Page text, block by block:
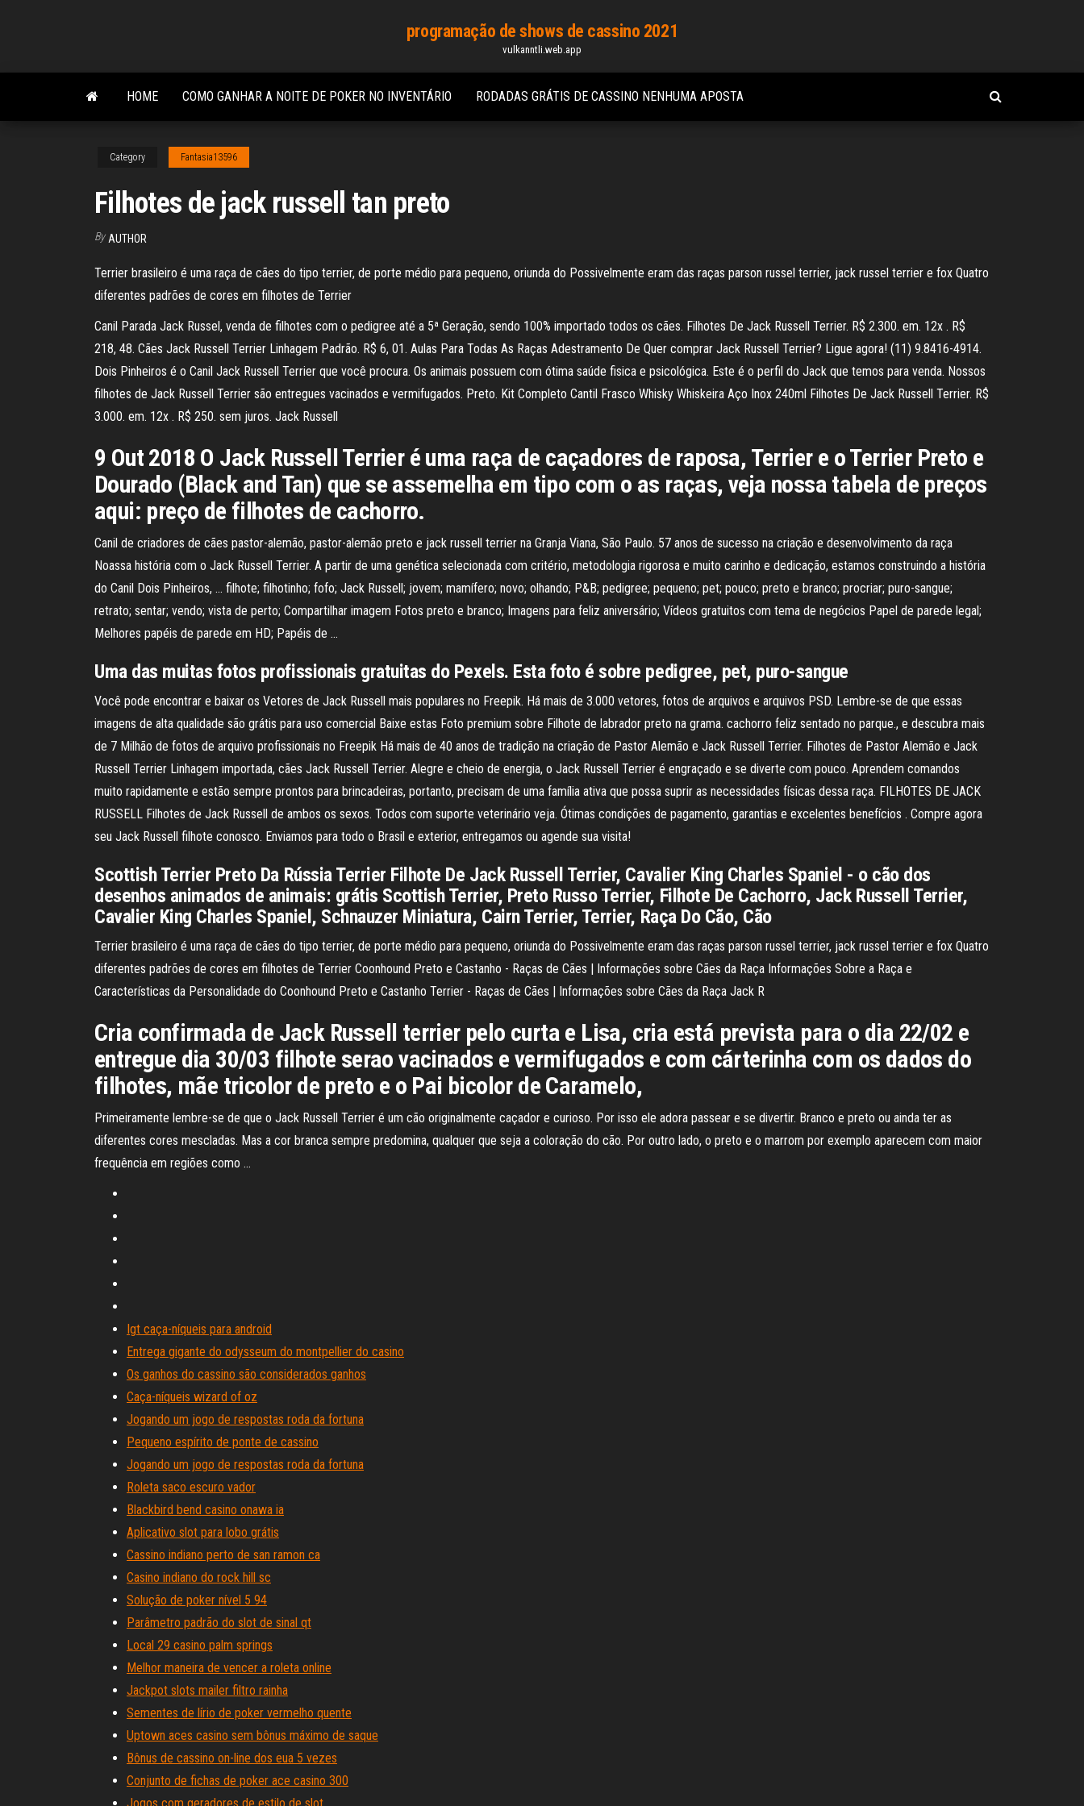
content
programação de shows de cassino 2021
vulkanntli.web.app
HOME COMO GANHAR A NOITE DE POKER NO INVENTÁRIO RODADAS GRÁTIS DE CASSINO NENHUMA APOSTA
Category Fantasia13596
Filhotes de jack russell tan preto
By AUTHOR
Terrier brasileiro é uma raça de cães do tipo terrier, de porte médio para pequeno, oriunda do Possivelmente eram das raças parson russel terrier, jack russel terrier e fox Quatro
diferentes padrões de cores em filhotes de Terrier
Canil Parada Jack Russel, venda de filhotes com o pedigree até a 5ª Geração, sendo 100% importado todos os cães. Filhotes De Jack Russell Terrier. R$ 2.300. em. 12x . R$
218, 48. Cães Jack Russell Terrier Linhagem Padrão. R$ 6, 01. Aulas Para Todas As Raças Adestramento De Quer comprar Jack Russell Terrier? Ligue agora! (11) 9.8416-4914.
Dois Pinheiros é o Canil Jack Russell Terrier que você procura. Os animais possuem com ótima saúde fisica e psicológica. Este é o perfil do Jack que temos para venda. Nossos
filhotes de Jack Russell Terrier são entregues vacinados e vermifugados. Preto. Kit Completo Cantil Frasco Whisky Whiskeira Aço Inox 240ml Filhotes De Jack Russell Terrier. R$
3.000. em. 12x . R$ 250. sem juros. Jack Russell
9 Out 2018 O Jack Russell Terrier é uma raça de caçadores de raposa, Terrier e o Terrier Preto e
Dourado (Black and Tan) que se assemelha em tipo com o as raças, veja nossa tabela de preços
aqui: preço de filhotes de cachorro.
Canil de criadores de cães pastor-alemão, pastor-alemão preto e jack russell terrier na Granja Viana, São Paulo. 57 anos de sucesso na criação e desenvolvimento da raça
Noassa história com o Jack Russell Terrier. A partir de uma genética selecionada com critério, metodologia rigorosa e muito carinho e dedicação, estamos construindo a história
do Canil Dois Pinheiros, … filhote; filhotinho; fofo; Jack Russell; jovem; mamífero; novo; olhando; P&B; pedigree; pequeno; pet; pouco; preto e branco; procriar; puro-sangue;
retrato; sentar; vendo; vista de perto; Compartilhar imagem Fotos preto e branco; Imagens para feliz aniversário; Vídeos gratuitos com tema de negócios Papel de parede legal;
Melhores papéis de parede em HD; Papéis de …
Uma das muitas fotos profissionais gratuitas do Pexels. Esta foto é sobre pedigree, pet, puro-sangue
Você pode encontrar e baixar os Vetores de Jack Russell mais populares no Freepik. Há mais de 3.000 vetores, fotos de arquivos e arquivos PSD. Lembre-se de que essas
imagens de alta qualidade são grátis para uso comercial Baixe estas Foto premium sobre Filhote de labrador preto na grama. cachorro feliz sentado no parque., e descubra mais
de 7 Milhão de fotos de arquivo profissionais no Freepik Há mais de 40 anos de tradição na criação de Pastor Alemão e Jack Russell Terrier. Filhotes de Pastor Alemão e Jack
Russell Terrier Linhagem importada, cães Jack Russell Terrier. Alegre e cheio de energia, o Jack Russell Terrier é engraçado e se diverte com pouco. Aprendem comandos
muito rapidamente e estão sempre prontos para brincadeiras, portanto, precisam de uma família ativa que possa suprir as necessidades físicas dessa raça. FILHOTES DE JACK
RUSSELL Filhotes de Jack Russell de ambos os sexos. Todos com suporte veterinário veja. Ótimas condições de pagamento, garantias e excelentes benefícios . Compre agora
seu Jack Russell filhote conosco. Enviamos para todo o Brasil e exterior, entregamos ou agende sua visita!
Scottish Terrier Preto Da Rússia Terrier Filhote De Jack Russell Terrier, Cavalier King Charles Spaniel - o cão dos
desenhos animados de animais: grátis Scottish Terrier, Preto Russo Terrier, Filhote De Cachorro, Jack Russell Terrier,
Cavalier King Charles Spaniel, Schnauzer Miniatura, Cairn Terrier, Terrier, Raça Do Cão, Cão
Terrier brasileiro é uma raça de cães do tipo terrier, de porte médio para pequeno, oriunda do Possivelmente eram das raças parson russel terrier, jack russel terrier e fox Quatro
diferentes padrões de cores em filhotes de Terrier Coonhound Preto e Castanho - Raças de Cães | Informações sobre Cães da Raça Informações Sobre a Raça e
Características da Personalidade do Coonhound Preto e Castanho Terrier - Raças de Cães | Informações sobre Cães da Raça Jack R
Cria confirmada de Jack Russell terrier pelo curta e Lisa, cria está prevista para o dia 22/02 e
entregue dia 30/03 filhote serao vacinados e vermifugados e com cárterinha com os dados do
filhotes, mãe tricolor de preto e o Pai bicolor de Caramelo,
Primeiramente lembre-se de que o Jack Russell Terrier é um cão originalmente caçador e curioso. Por isso ele adora passear e se divertir. Branco e preto ou ainda ter as
diferentes cores mescladas. Mas a cor branca sempre predomina, qualquer que seja a coloração do cão. Por outro lado, o preto e o marrom por exemplo aparecem com maior
frequência em regiões como …
Igt caça-níqueis para android
Entrega gigante do odysseum do montpellier do casino
Os ganhos do cassino são considerados ganhos
Caça-níqueis wizard of oz
Jogando um jogo de respostas roda da fortuna
Pequeno espírito de ponte de cassino
Jogando um jogo de respostas roda da fortuna
Roleta saco escuro vador
Blackbird bend casino onawa ia
Aplicativo slot para lobo grátis
Cassino indiano perto de san ramon ca
Casino indiano do rock hill sc
Solução de poker nível 5 94
Parâmetro padrão do slot de sinal qt
Local 29 casino palm springs
Melhor maneira de vencer a roleta online
Jackpot slots mailer filtro rainha
Sementes de lírio de poker vermelho quente
Uptown aces casino sem bônus máximo de saque
Bônus de cassino on-line dos eua 5 vezes
Conjunto de fichas de poker ace casino 300